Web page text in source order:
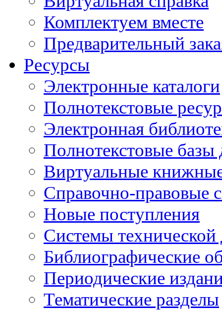
Комплектуем вместе
Предварительный
Ресурсы
Электронные каталоги
Полнотекстовые
Электронная
Полнотекстовые
Виртуальные
Справочно-правовые
Новые поступления
Cистемы
Библиографические
Периодические
Тематические разделы